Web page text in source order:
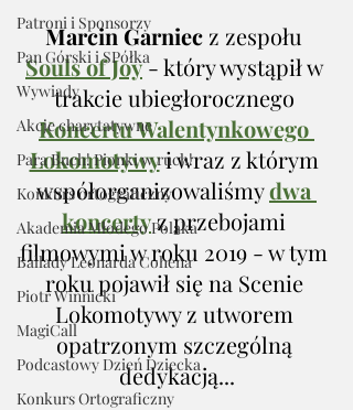
Patroni i Sponsorzy
Pan Górski i SPółka
Wywiady
Akcje charytatywne
Para Buch! Pionki w ruch!
Konkurs ortograficzny
Akademia Młodego Polaka
Ballady Leonarda Cohena
Piotr Winnicki
MagiCall
Podcastowy Dzień Dziecka
Konkurs Ortograficzny
Marcin Garniec z zespołu
Souls of Joy - który wystąpił w
trakcie ubiegłorocznego
Koncertu Walentynkowego
Lokomotywy i wraz z którym
współorganizowaliśmy dwa
koncerty z przebojami
filmowymi w roku 2019 - w tym
roku pojawił się na Scenie
Lokomotywy z utworem
opatrzonym szczególną
dedykacją...